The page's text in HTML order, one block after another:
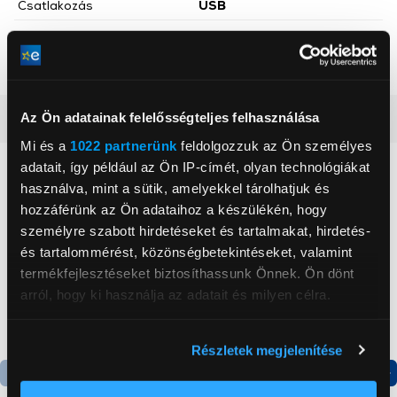
Az Ön adatainak felelősségteljes felhasználása
Mi és a 1022 partnerünk feldolgozzuk az Ön személyes
adatait, így például az Ön IP-címét, olyan technológiákat
használva, mint a sütik, amelyekkel tárolhatjuk és
hozzáférünk az Ön adataihoz a készülékén, hogy
személyre szabott hirdetéseket és tartalmakat, hirdetés-
és tartalommérést, közönségbetekintéseket, valamint
termékfejlesztéseket biztosíthassunk Önnek. Ön dönt
arról, hogy ki használja az adatait és milyen célra.
elhelyezkedéséről pár méteres pontossággal
Részletek megjelenítése
Csatlakozás
USB
Egér gombok száma
8 db
Egérérzékenység
Részletes ismertető
Neked ajánljuk